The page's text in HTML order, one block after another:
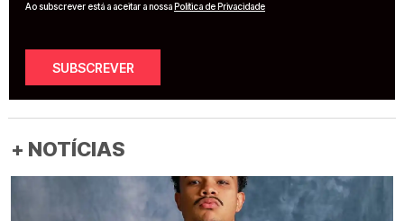
Ao subscrever está a aceitar a nossa Política de Privacidade
SUBSCREVER
+ NOTÍCIAS